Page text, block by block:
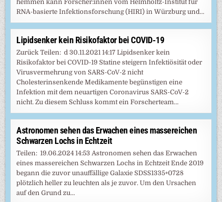
hemmen kann Forscher:innen vom Helmholtz-Institut für
RNA-basierte Infektionsforschung (HIRI) in Würzburg und…
Lipidsenker kein Risikofaktor bei COVID-19
Zurück Teilen: d 30.11.2021 14:17 Lipidsenker kein
Risikofaktor bei COVID-19 Statine steigern Infektiösität oder
Virusvermehrung von SARS-CoV-2 nicht
Cholesterinsenkende Medikamente begünstigen eine
Infektion mit dem neuartigen Coronavirus SARS-CoV-2
nicht. Zu diesem Schluss kommt ein Forscherteam…
Astronomen sehen das Erwachen eines massereichen
Schwarzen Lochs in Echtzeit
Teilen: 19.06.2024 14:53 Astronomen sehen das Erwachen
eines massereichen Schwarzen Lochs in Echtzeit Ende 2019
begann die zuvor unauffällige Galaxie SDSS1335+0728
plötzlich heller zu leuchten als je zuvor. Um den Ursachen
auf den Grund zu…